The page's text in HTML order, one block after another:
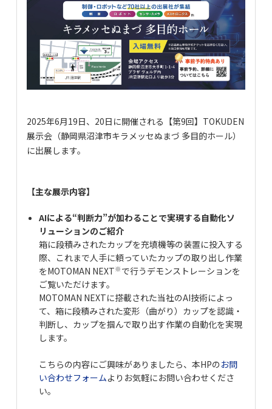
2025年6月19日、20日に開催される【第9回】TOKUDEN
展示会（静岡県沼津市キラメッセぬまづ 多目的ホール）
に出展します。
【主な展示内容】
AIによる“判断力”が加わることで実現する自動化ソ
リューションのご紹介
箱に段積みされたカップを充填機等の装置に投入する
際、これまで人手に頼っていたカップの取り出し作業
をMOTOMAN NEXT※ で行うデモンストレーションを
ご覧いただけます。
MOTOMAN NEXTに搭載された当社のAI技術によっ
て、箱に段積みされた変形（曲がり）カップを認識・
判断し、カップを掴んで取り出す作業の自動化を実現
します。
こちらの内容にご興味がありましたら、本HPのお問
い合わせフォームよりお気軽にお問い合わせくださ
い。